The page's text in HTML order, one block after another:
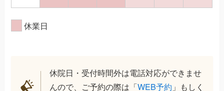
休業日
休院日・受付時間外は電話対応ができませ
んので、ご予約の際は「WEB予約 」もしく